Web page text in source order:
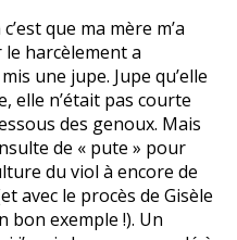
que ma mère m’a
harcèlement a
une jupe. Jupe qu’elle
elle n’était pas courte
des genoux. Mais
de « pute » pour
du viol à encore de
avec le procès de Gisèle
bon exemple !). Un